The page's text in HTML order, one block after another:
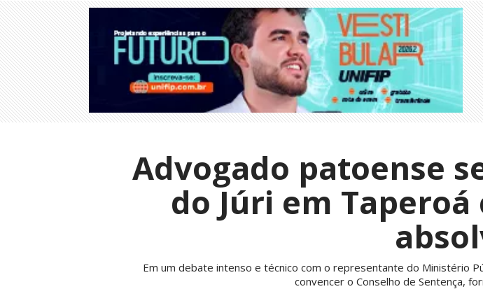
Advogado patoense
do Júri em
Em um debate intenso e técnico com o representante do Ministério
convencer o Conselho de Sentença,